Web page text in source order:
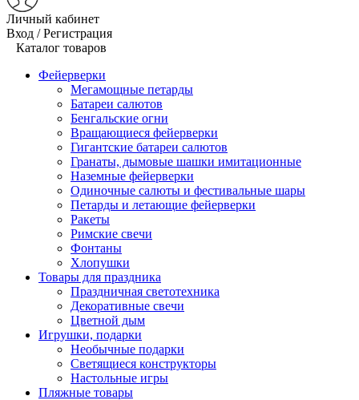
Личный кабинет
Вход / Регистрация
Каталог товаров
Фейерверки
Мегамощные петарды
Батареи салютов
Бенгальские огни
Вращающиеся фейерверки
Гигантские батареи салютов
Гранаты, дымовые шашки имитационные
Наземные фейерверки
Одиночные салюты и фестивальные шары
Петарды и летающие фейерверки
Ракеты
Римские свечи
Фонтаны
Хлопушки
Товары для праздника
Праздничная светотехника
Декоративные свечи
Цветной дым
Игрушки, подарки
Необычные подарки
Светящиеся конструкторы
Настольные игры
Пляжные товары